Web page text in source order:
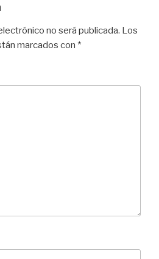
no será publicada. Los
marcados con *